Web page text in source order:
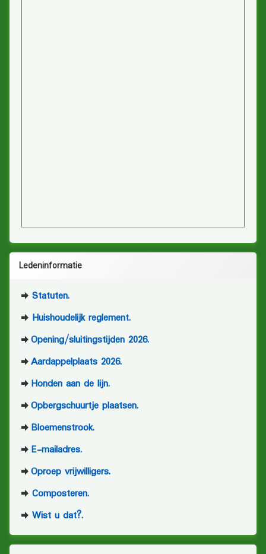
Ledeninformatie
Statuten.
Huishoudelijk reglement.
Opening/sluitingstijden 2026.
Aardappelplaats 2026.
Honden aan de lijn.
Opbergschuurtje plaatsen.
Bloemenstrook.
E-mailadres.
Oproep vrijwilligers.
Composteren.
Wist u dat?.